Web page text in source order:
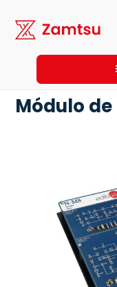
Módulo